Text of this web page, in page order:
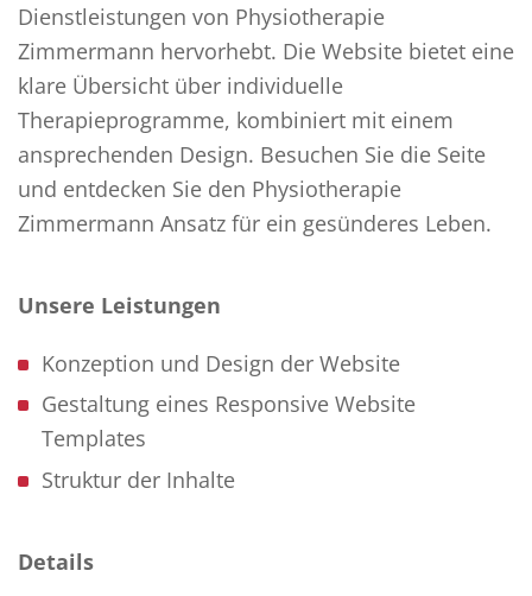
Dienstleistungen von Physiotherapie
Zimmermann hervorhebt. Die Website bietet eine
klare Übersicht über individuelle
Therapieprogramme, kombiniert mit einem
ansprechenden Design. Besuchen Sie die Seite
und entdecken Sie den Physiotherapie
Zimmermann Ansatz für ein gesünderes Leben.
Unsere Leistungen
Konzeption und Design der Website
Gestaltung eines Responsive Website
Templates
Struktur der Inhalte
Details